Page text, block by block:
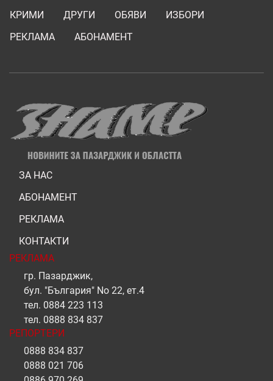
КРИМИ
ДРУГИ ОБЯВИ
ИЗБОРИ
РЕКЛАМА
АБОНАМЕНТ
ЗА НАС
АБОНАМЕНТ
РЕКЛАМА
КОНТАКТИ
РЕКЛАМА
гр. Пазарджик,
бул. "България" No 22, ет.4
тел. 0884 223 113
тел. 0888 834 837
РЕПОРТЕРИ
0888 834 837
0888 021 706